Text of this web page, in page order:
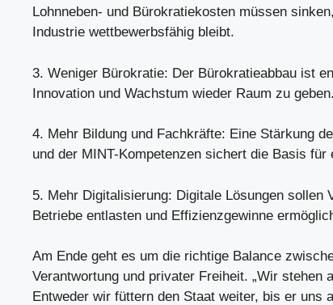
Lohnneben- und Bürokratiekosten müssen
Industrie wettbewerbsfähig bleibt.
3. Weniger Bürokratie: Der Bürokratieabbau ist
Innovation und Wachstum wieder Raum zu geben.
4. Mehr Bildung und Fachkräfte: Eine Stärkung
und der MINT-Kompetenzen sichert die Basis für
5. Mehr Digitalisierung: Digitale Lösungen sollen
Betriebe entlasten und Effizienzgewinne
Am Ende geht es um die richtige Balance
Verantwortung und privater Freiheit. „Wir stehen
Entweder wir füttern den Staat weiter, bis er uns